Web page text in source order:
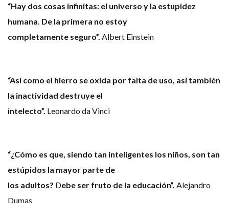
“Hay dos cosas infinitas: el universo y la estupidez
humana. De la primera no estoy
completamente seguro”. Albert Einstein
“Así como el hierro se oxida por falta de uso, así también
la inactividad destruye el
intelecto”. Leonardo da Vinci
“¿Cómo es que, siendo tan inteligentes los niños, son tan
estúpidos la mayor parte de
los adultos? Debe ser fruto de la educación”. Alejandro
Dumas